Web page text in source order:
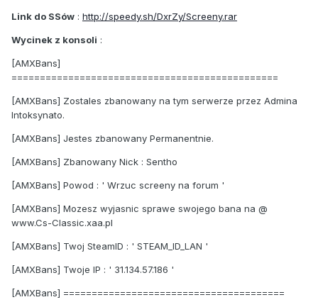
Link do SSów : http://speedy.sh/DxrZy/Screeny.rar
Wycinek z konsoli :
[AMXBans]
===============================================
[AMXBans] Zostales zbanowany na tym serwerze przez Admina
Intoksynato.
[AMXBans] Jestes zbanowany Permanentnie.
[AMXBans] Zbanowany Nick : Sentho
[AMXBans] Powod : ' Wrzuc screeny na forum '
[AMXBans] Mozesz wyjasnic sprawe swojego bana na @
www.Cs-Classic.xaa.pl
[AMXBans] Twoj SteamID : ' STEAM_ID_LAN '
[AMXBans] Twoje IP : ' 31.134.57.186 '
[AMXBans] =======================================